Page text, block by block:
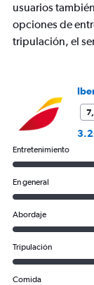
axes
displaying
Avg.
flights.
usuarios
opciones de
tripulación, el
Entretenimiento
En general
Abordaje
Tripulación
Comida